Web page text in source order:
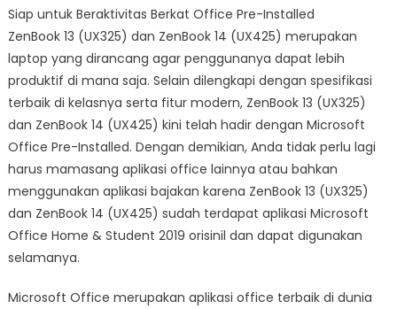
Siap untuk Beraktivitas Berkat Office Pre-Installed
ZenBook 13 (UX325) dan ZenBook 14 (UX425) merupakan
laptop yang dirancang agar penggunanya dapat lebih
produktif di mana saja. Selain dilengkapi dengan spesifikasi
terbaik di kelasnya serta fitur modern, ZenBook 13 (UX325)
dan ZenBook 14 (UX425) kini telah hadir dengan Microsoft
Office Pre-Installed. Dengan demikian, Anda tidak perlu lagi
harus mamasang aplikasi office lainnya atau bahkan
menggunakan aplikasi bajakan karena ZenBook 13 (UX325)
dan ZenBook 14 (UX425) sudah terdapat aplikasi Microsoft
Office Home & Student 2019 orisinil dan dapat digunakan
selamanya.
Microsoft Office merupakan aplikasi office terbaik di dunia